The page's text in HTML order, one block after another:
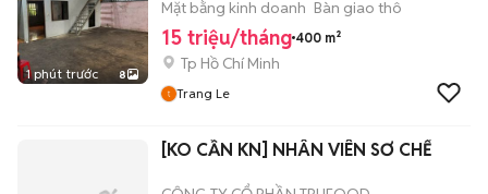
1 phút trước 8
Mặt bằng kinh doanh Bàn giao thô
15 triệu/tháng 400 m²
Tp Hồ Chí Minh
Trang Le
[KO CẦN KN] NHÂN VIÊN SƠ CHẾ